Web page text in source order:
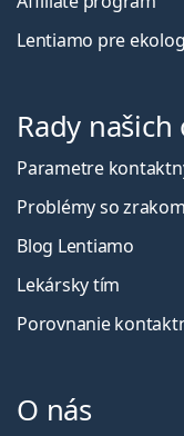
Lentiamo pre
Rady
Parametre
Problémy so zrakom
Blog Lentiamo
Lekársky tím
Porovnanie
O nás